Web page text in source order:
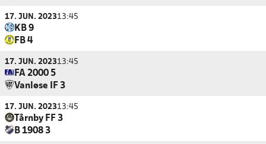
17. JUN. 202313:45
KB 9
FB 4
17. JUN. 202313:45
FA 2000 5
Vanløse IF 3
17. JUN. 202313:45
Tårnby FF 3
B 1908 3